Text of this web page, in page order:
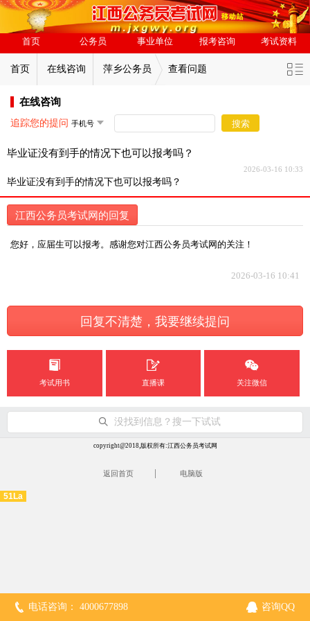
首页 公务员 事业单位 报考咨询 考试资料
首页 在线咨询 萍乡公务员 查看问题
在线咨询
追踪您的提问 搜索
毕业证没有到手的情况下也可以报考吗？
2026-03-16 10:33
毕业证没有到手的情况下也可以报考吗？
江西公务员考试网的回复
您好，应届生可以报考。感谢您对江西公务员考试网的关注！
2026-03-16 10:41
回复不清楚，我要继续提问
考试用书 直播课 关注微信
没找到信息？搜一下试试
copyright@2018,版权所有:江西公务员考试网
返回首页 电脑版
电话咨询： 4000677898 咨询QQ
51La